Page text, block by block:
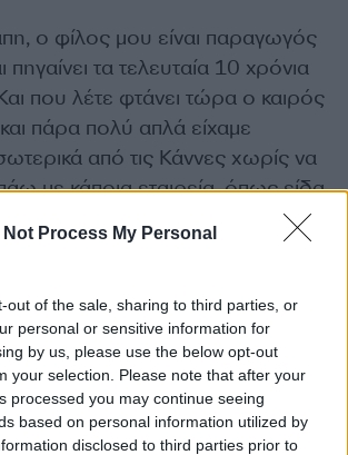
Not Process My Personal
out of the sale, sharing to third parties, or
personal or sensitive information for
by us, please use the below opt-out
your selection. Please note that after your
processed you may continue seeing
based on personal information utilized by
disclosed to third parties prior to
ο φίλος μου είναι παραγωγός
πηγαίνει τα τελευταία 10 χρόνια
που λέτε φτάνει τώρα ο καιρός
και πάρα πολύ απλά είχαμε
από τις Κάννες χωρίς να
με κάποια εταιρεία, όπως είδα
πολλές, δεν χρειάστηκε να
δεν χρειάστηκε να έχω
leave it, μπορεί να έχω λεφτά
ευρώ για να πάω στις Κάννες
βράστε στο ζουμί σας… αυτά»,είχε
που δημοσίευσε στα social
Τούνη